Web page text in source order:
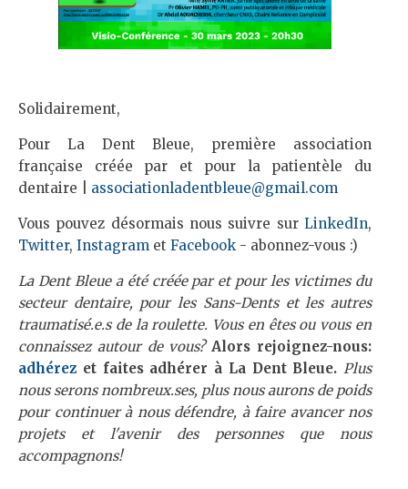
Solidairement,
Pour La Dent Bleue, première association
française créée par et pour la patientèle du
dentaire | associationladentbleue@gmail.com
Vous pouvez désormais nous suivre sur LinkedIn,
Twitter, Instagram et Facebook - abonnez-vous :)
La Dent Bleue a été créée par et pour les victimes du
secteur dentaire, pour les Sans-Dents et les autres
traumatisé.e.s de la roulette. Vous en êtes ou vous en
connaissez autour de vous?Alors rejoignez-nous:
adhérez et faites adhérer à La Dent Bleue. Plus
nous serons nombreux.ses, plus nous aurons de poids
pour continuer à nous défendre, à faire avancer nos
projets et l'avenir des personnes que nous
accompagnons!